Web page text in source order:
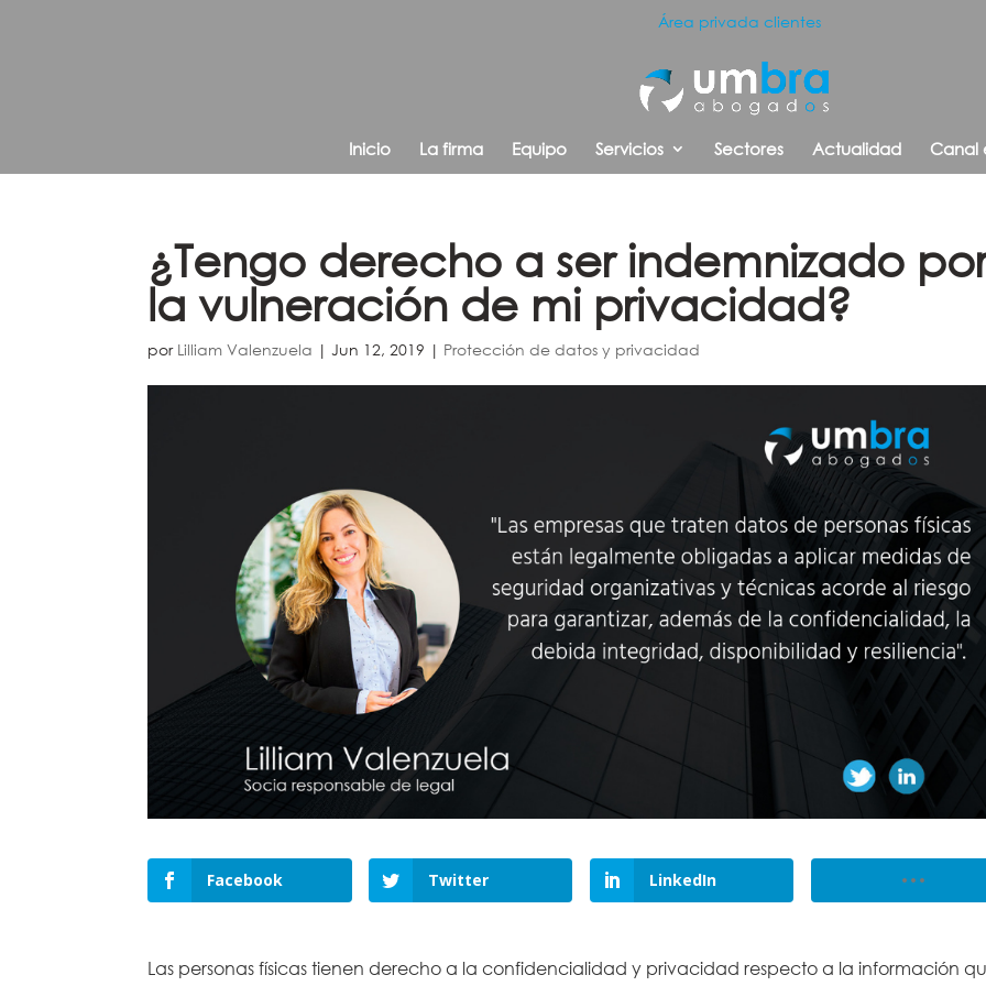
Área privada clientes
Inicio La firma Equipo Servicios Sectores Actualidad Canal
¿Tengo derecho a ser indemnizado
la vulneración de mi privacidad?
por Lilliam Valenzuela |Jun 12, 2019 | Protección de datos y privacidad
Facebook Twitter LinkedIn
Las personas físicas tienen derecho a la confidencialidad y privacidad respecto a la información